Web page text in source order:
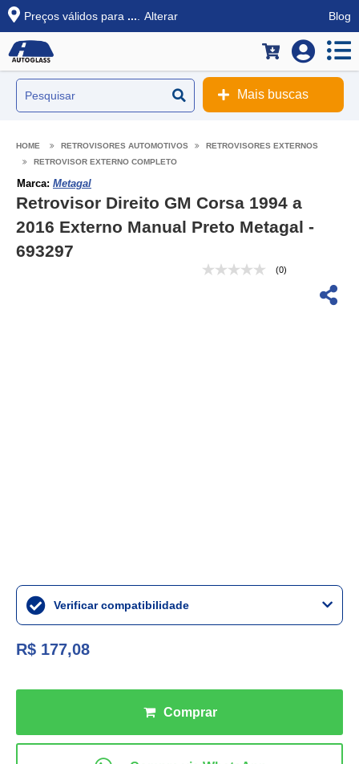
Preços válidos para ... Alterar Blog
Mais buscas
RETROVISORES AUTOMOTIVOS
RETROVISORES EXTERNOS
RETROVISOR EXTERNO COMPLETO
Marca: Metagal
Retrovisor Direito GM Corsa 1994 a
2016 Externo Manual Preto Metagal -
693297
(0)
Verificar compatibilidade
R$ 177,08